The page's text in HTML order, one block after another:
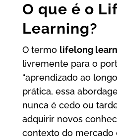
O que é o
Learning?
O termo lifelong
livremente para o
“aprendizado ao
prática, essa
nunca é cedo ou
adquirir novos
contexto do mercado